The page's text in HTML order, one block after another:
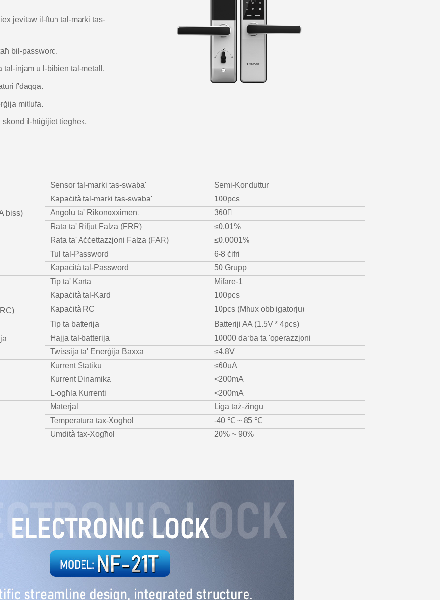
jevitaw il-ftuħ tal-marki tas-
bil-password.
tal-injam u l-bibien tal-metall.
f'daqqa.
mitlufa.
il-ħtiġijiet tiegħek,
biss)
Sensor tal-marki tas-swaba'
Semi-Konduttur
Kapaċità tal-marki tas-swaba'
100pcs
Angolu ta' Rikonoxximent
360〫
Rata ta' Rifjut Falza (FRR)
≤0.01%
Rata ta' Aċċettazzjoni Falza (FAR)
≤0.0001%
Tul tal-Password
6-8 ċifri
Kapaċità tal-Password
50 Grupp
Tip ta' Karta
Mifare-1
Kapaċità tal-Kard
100pcs
Kapaċità RC 10pcs (Mhux obbligatorju)
Tip ta batterija
Batteriji AA (1.5V * 4pcs)
Ħajja tal-batterija
10000 darba ta 'operazzjoni
Twissija ta' Enerġija Baxxa
≤4.8V
Kurrent Statiku
≤60uA
Kurrent Dinamika
<200mA
L-ogħla Kurrenti
<200mA
Materjal
Liga taż-żingu
Temperatura tax-Xogħol
-40 ℃ ~ 85 ℃
Umdità tax-Xogħol
20% ~ 90%